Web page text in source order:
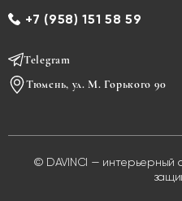
+7 (958) 151 58 59
Telegram
Тюмень, ул. М. Горького 90
© DAVINCI — интерьерный